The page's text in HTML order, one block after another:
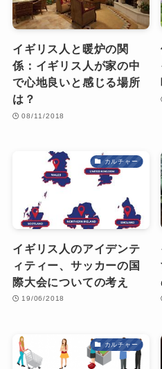
イギリス人と暖炉の関
係：イギリス人が家の中
で心地良いと感じる場所
は？
08/11/2018
カルチャー
イギリス人のアイデンテ
ィティー、サッカーの国
際大会についての考え
19/06/2018
カルチャー